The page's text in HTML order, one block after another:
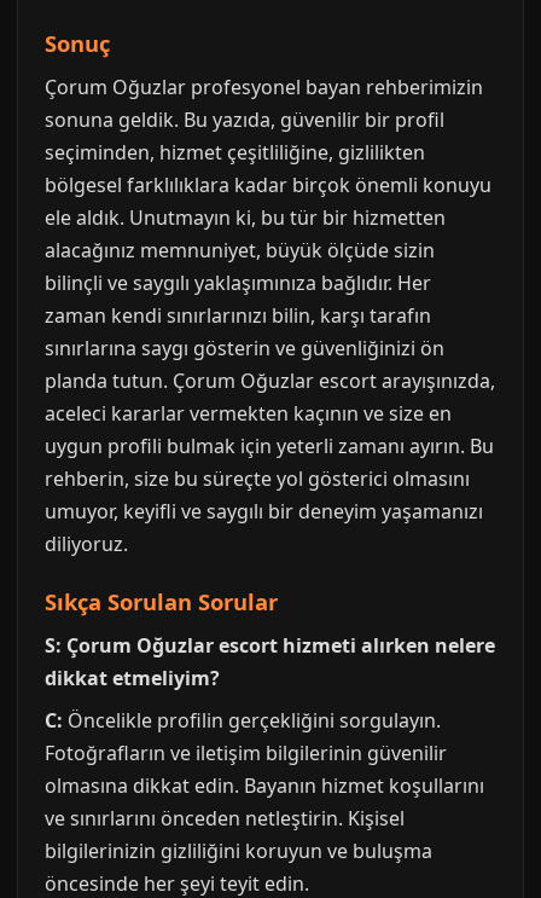
Sonuç
Çorum Oğuzlar profesyonel bayan rehberimizin
sonuna geldik. Bu yazıda, güvenilir bir profil
seçiminden, hizmet çeşitliliğine, gizlilikten
bölgesel farklılıklara kadar birçok önemli konuyu
ele aldık. Unutmayın ki, bu tür bir hizmetten
alacağınız memnuniyet, büyük ölçüde sizin
bilinçli ve saygılı yaklaşımınıza bağlıdır. Her
zaman kendi sınırlarınızı bilin, karşı tarafın
sınırlarına saygı gösterin ve güvenliğinizi ön
planda tutun. Çorum Oğuzlar escort arayışınızda,
aceleci kararlar vermekten kaçının ve size en
uygun profili bulmak için yeterli zamanı ayırın. Bu
rehberin, size bu süreçte yol gösterici olmasını
umuyor, keyifli ve saygılı bir deneyim yaşamanızı
diliyoruz.
Sıkça Sorulan Sorular
S: Çorum Oğuzlar escort hizmeti alırken nelere
dikkat etmeliyim?
C: Öncelikle profilin gerçekliğini sorgulayın.
Fotoğrafların ve iletişim bilgilerinin güvenilir
olmasına dikkat edin. Bayanın hizmet koşullarını
ve sınırlarını önceden netleştirin. Kişisel
bilgilerinizin gizliliğini koruyun ve buluşma
öncesinde her şeyi teyit edin.